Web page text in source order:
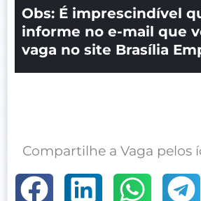
Obs: É imprescindível
informe no e-mail que
vaga no site Brasília
Compartilhe a Vaga pelos